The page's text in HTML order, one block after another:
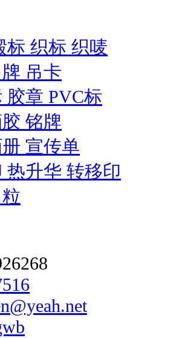
标 织标 织唛
吊卡
胶章 PVC标
铭牌
宣传单
热升华 转移印